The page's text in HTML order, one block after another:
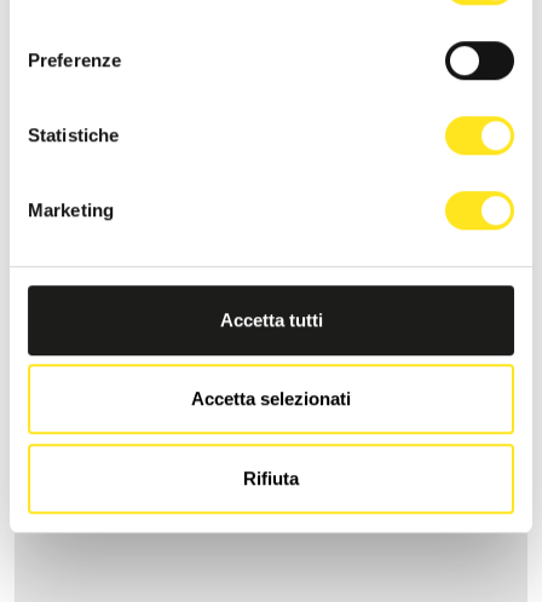
Preferenze
Statistiche
Marketing
Accetta tutti
Accetta selezionati
Rifiuta
LA DIMORA DI MARA
Richiedi informazioni